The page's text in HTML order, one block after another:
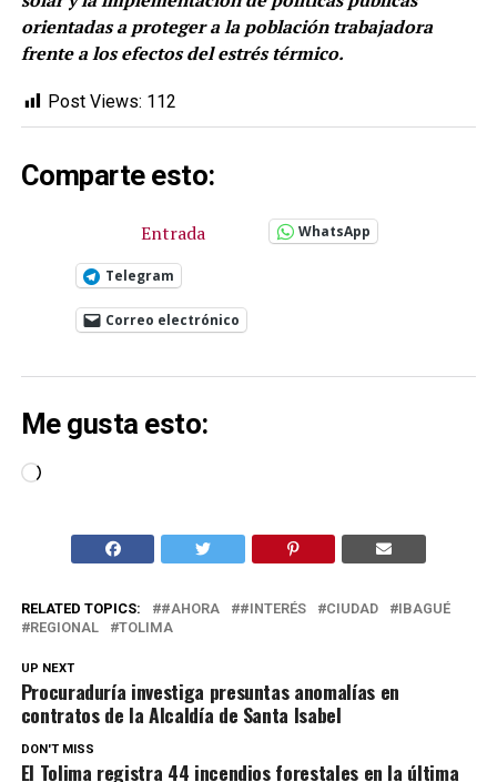
orientadas a proteger a la población trabajadora
frente a los efectos del estrés térmico.
Post Views: 112
Comparte esto:
Entrada WhatsApp
Telegram
Correo electrónico
Me gusta esto:
Cargando...
RELATED TOPICS: #AHORA #INTERÉS CIUDAD
IBAGUÉ
REGIONAL
TOLIMA
UP NEXT
Procuraduría investiga presuntas anomalías en
contratos de la Alcaldía de Santa Isabel
DON'T MISS
El Tolima registra 44 incendios forestales en la última